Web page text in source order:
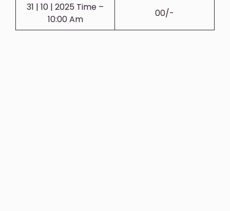
31 | 10 | 2025 Time –
10:00 Am
00/-